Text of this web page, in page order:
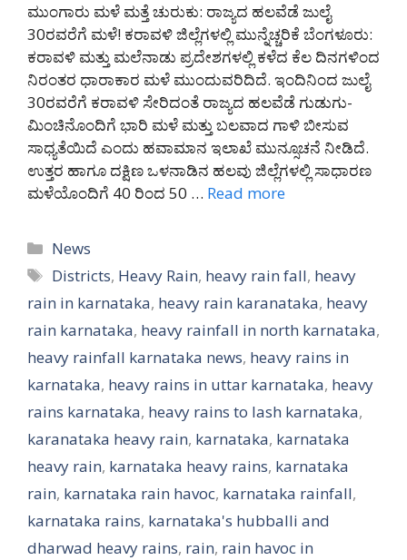
ಮುಂಗಾರು ಮಳೆ ಮತ್ತೆ ಚುರುಕು: ರಾಜ್ಯದ ಹಲವೆಡೆ ಜುಲೈ
30ರವರೆಗೆ ಮಳೆ! ಕರಾವಳಿ ಜಿಲ್ಲೆಗಳಲ್ಲಿ ಮುನ್ನೆಚ್ಚರಿಕೆ ಬೆಂಗಳೂರು:
ಕರಾವಳಿ ಮತ್ತು ಮಲೆನಾಡು ಪ್ರದೇಶಗಳಲ್ಲಿ ಕಳೆದ ಕೆಲ ದಿನಗಳಿಂದ
ನಿರಂತರ ಧಾರಾಕಾರ ಮಳೆ ಮುಂದುವರಿದಿದೆ. ಇಂದಿನಿಂದ ಜುಲೈ
30ರವರೆಗೆ ಕರಾವಳಿ ಸೇರಿದಂತೆ ರಾಜ್ಯದ ಹಲವೆಡೆ ಗುಡುಗು-
ಮಿಂಚಿನೊಂದಿಗೆ ಭಾರಿ ಮಳೆ ಮತ್ತು ಬಲವಾದ ಗಾಳಿ ಬೀಸುವ
ಸಾಧ್ಯತೆಯಿದೆ ಎಂದು ಹವಾಮಾನ ಇಲಾಖೆ ಮುನ್ಸೂಚನೆ ನೀಡಿದೆ.
ಉತ್ತರ ಹಾಗೂ ದಕ್ಷಿಣ ಒಳನಾಡಿನ ಹಲವು ಜಿಲ್ಲೆಗಳಲ್ಲಿ ಸಾಧಾರಣ
ಮಳೆಯೊಂದಿಗೆ 40 ರಿಂದ 50 … Read more
Categories
News
Tags
Districts, Heavy Rain, heavy rain fall, heavy
rain in karnataka, heavy rain karanataka, heavy
rain karnataka, heavy rainfall in north karnataka,
heavy rainfall karnataka news, heavy rains in
karnataka, heavy rains in uttar karnataka, heavy
rains karnataka, heavy rains to lash karnataka,
karanataka heavy rain, karnataka, karnataka
heavy rain, karnataka heavy rains, karnataka
rain, karnataka rain havoc, karnataka rainfall,
karnataka rains, karnataka's hubballi and
dharwad heavy rains, rain, rain havoc in